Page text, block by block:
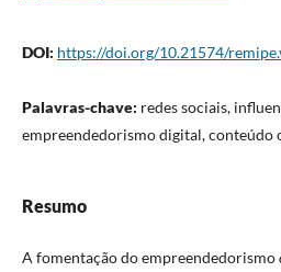
DOI: https://doi.org/10.21574/
Palavras-chave: redes sociais,
empreendedorismo digital, conteúdo
Resumo
A fomentação do empreendedorismo